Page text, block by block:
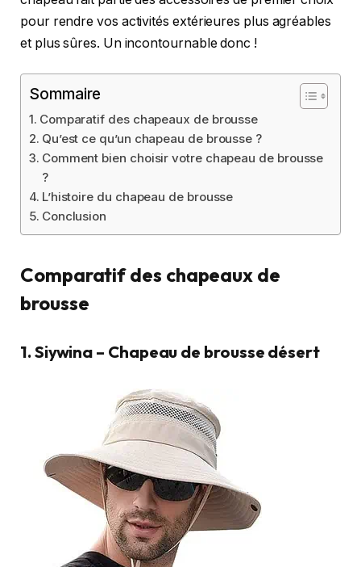
pour rendre vos activités extérieures plus agréables
et plus sûres. Un incontournable donc !
Sommaire
Comparatif des chapeaux de brousse
Qu’est ce qu’un chapeau de brousse ?
Comment bien choisir votre chapeau de brousse
?
L’histoire du chapeau de brousse
Conclusion
Comparatif des chapeaux de
brousse
1. Siywina – Chapeau de brousse désert